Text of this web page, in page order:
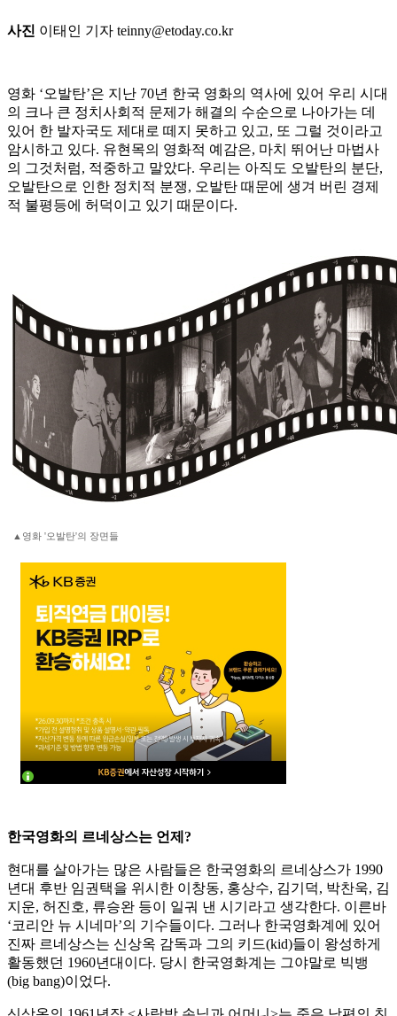
사진 이태인 기자 teinny@etoday.co.kr
영화 ‘오발탄’은 지난 70년 한국 영화의 역사에 있어 우리 시대
의 크나 큰 정치사회적 문제가 해결의 수순으로 나아가는 데
있어 한 발자국도 제대로 떼지 못하고 있고, 또 그럴 것이라고
암시하고 있다. 유현목의 영화적 예감은, 마치 뛰어난 마법사
의 그것처럼, 적중하고 말았다. 우리는 아직도 오발탄의 분단,
오발탄으로 인한 정치적 분쟁, 오발탄 때문에 생겨 버린 경제
적 불평등에 허덕이고 있기 때문이다.
▲영화 '오발탄'의 장면들
한국영화의 르네상스는 언제?
현대를 살아가는 많은 사람들은 한국영화의 르네상스가 1990
년대 후반 임권택을 위시한 이창동, 홍상수, 김기덕, 박찬욱, 김
지운, 허진호, 류승완 등이 일궈 낸 시기라고 생각한다. 이른바
‘코리안 뉴 시네마’의 기수들이다. 그러나 한국영화계에 있어
진짜 르네상스는 신상옥 감독과 그의 키드(kid)들이 왕성하게
활동했던 1960년대이다. 당시 한국영화계는 그야말로 빅뱅
(big bang)이었다.